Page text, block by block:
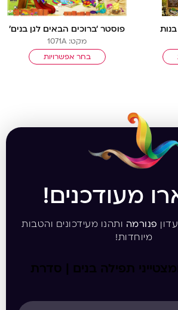
פוסטר ‘ברוכים הבאים לגן בנים’
מקט: 1071A
בחר אפשרויות
מעודכנים!
פנורמה ותהנו מעידכונים והטבות
מיוחדות!
תפילה בנים | סדרת